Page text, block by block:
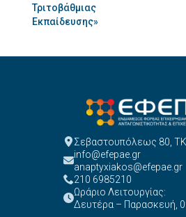
Τριτοβάθμιας
Εκπαίδευσης»
Σεβαστουπόλεως 80,
info@efepae.gr
anaptyxiakos@efepae.gr
210 6985210
Ωράριο Λειτουργίας:
Δευτέρα – Παρασκευή,